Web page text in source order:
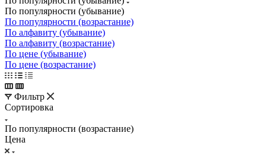
По популярности (убывание)
По популярности (возрастание)
По алфавиту (убывание)
По алфавиту (возрастание)
По цене (убывание)
По цене (возрастание)
Фильтр
Сортировка
По популярности (возрастание)
Цена